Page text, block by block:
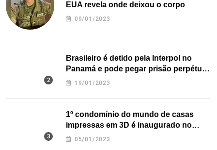
EUA revela onde deixou o corpo
09/01/2023
Brasileiro é detido pela Interpol no
Panamá e pode pegar prisão perpétua
nos EUA
19/01/2023
1º condomínio do mundo de casas
impressas em 3D é inaugurado no
Texas
05/01/2023